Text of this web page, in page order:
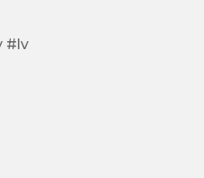
#lv #lv #lv #lv #lv #lv